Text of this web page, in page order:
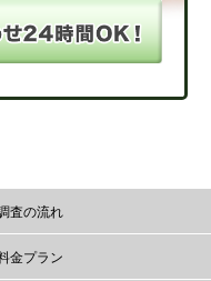
査の流れ
金プラン